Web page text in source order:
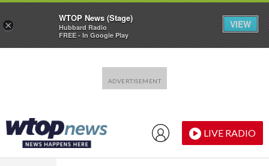
LIVE RADIO
×
WTOP News (Stage)
Hubbard Radio
FREE - In Google Play
VIEW